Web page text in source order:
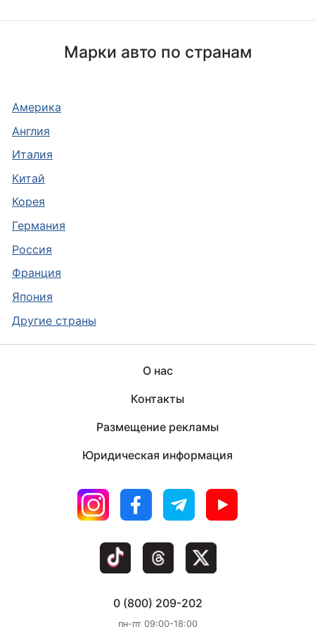
Марки авто по странам
Америка
Англия
Италия
Китай
Корея
Германия
Россия
Франция
Япония
Другие страны
О нас
Контакты
Размещение рекламы
Юридическая информация
0 (800) 209-202
пн-пт 09:00-18:00